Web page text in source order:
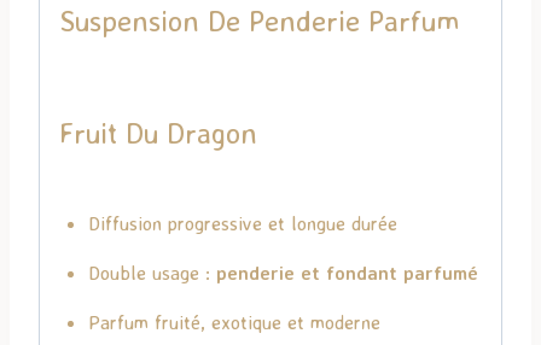
Suspension De Penderie Parfum
Fruit Du Dragon
Diffusion progressive et longue durée
Double usage : penderie et fondant parfumé
Parfum fruité, exotique et moderne